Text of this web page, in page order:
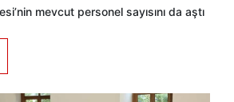
mevcut personel sayısını da aştı